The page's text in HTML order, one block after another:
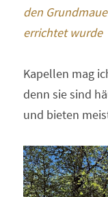
den
errichtet wurde
Kapellen mag
denn sie sind
und bieten